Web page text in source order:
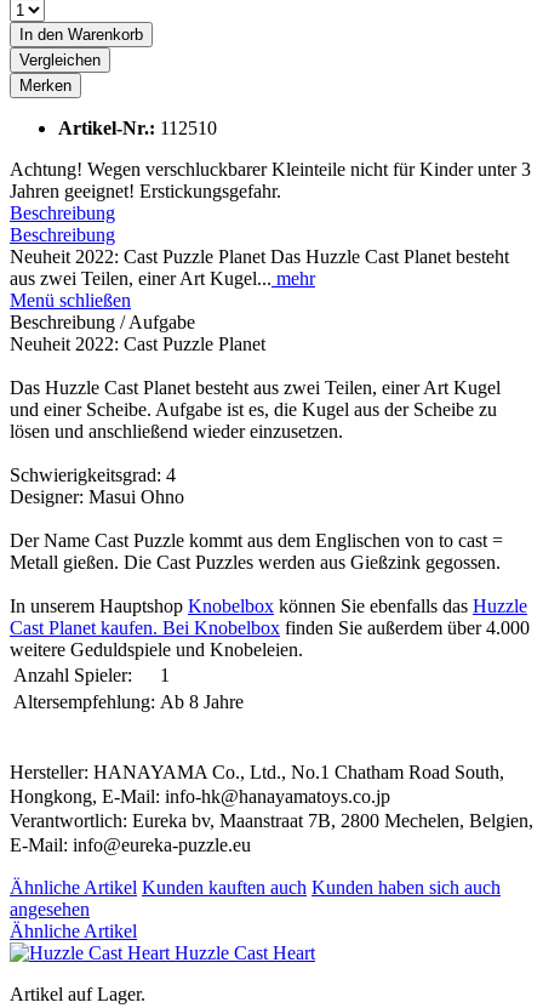
In den Warenkorb
Vergleichen
Merken
Artikel-Nr.: 112510
Achtung! Wegen verschluckbarer Kleinteile nicht für Kinder unter 3
Jahren geeignet! Erstickungsgefahr.
Beschreibung
Beschreibung
Neuheit 2022: Cast Puzzle Planet Das Huzzle Cast Planet besteht
aus zwei Teilen, einer Art Kugel... mehr
Menü schließen
Beschreibung / Aufgabe
Neuheit 2022: Cast Puzzle Planet
Das Huzzle Cast Planet besteht aus zwei Teilen, einer Art Kugel
und einer Scheibe. Aufgabe ist es, die Kugel aus der Scheibe zu
lösen und anschließend wieder einzusetzen.
Schwierigkeitsgrad: 4
Designer: Masui Ohno
Der Name Cast Puzzle kommt aus dem Englischen von to cast =
Metall gießen. Die Cast Puzzles werden aus Gießzink gegossen.
In unserem Hauptshop Knobelbox können Sie ebenfalls das Huzzle
Cast Planet kaufen. Bei Knobelbox finden Sie außerdem über 4.000
weitere Geduldspiele und Knobeleien.
Anzahl Spieler:
1
Altersempfehlung: Ab 8 Jahre
Hersteller: HANAYAMA Co., Ltd., No.1 Chatham Road South,
Hongkong, E-Mail: info-hk@hanayamatoys.co.jp
Verantwortlich: Eureka bv, Maanstraat 7B, 2800 Mechelen, Belgien,
E-Mail: info@eureka-puzzle.eu
Ähnliche Artikel Kunden kauften auch Kunden haben sich auch
angesehen
Ähnliche Artikel
Huzzle Cast Heart
Artikel auf Lager.